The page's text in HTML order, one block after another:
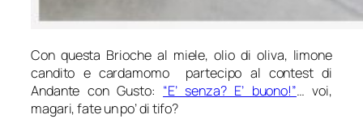
Con questa Brioche al miele, olio di oliva, limone
candito e cardamomo partecipo al contest di
Andante con Gusto: “E’ senza? E’ buono!”… voi,
magari, fate un po’ di tifo?